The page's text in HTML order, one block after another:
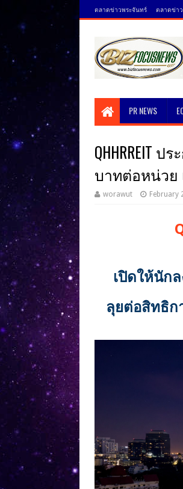
ตลาดข่าวพระจันทร์ ตลาดข่า
PR NEWS
QHHRREIT
บาทต่อหน่วย
worawut February
เปิดให้นัก
ลุยต่อสิทธิก